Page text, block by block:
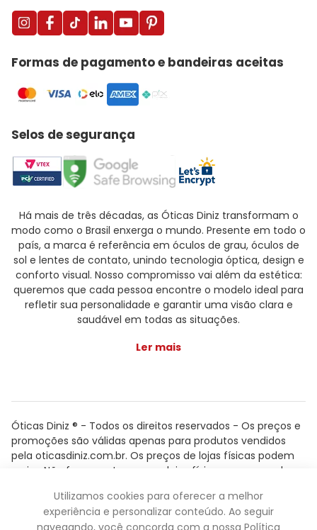
Formas de pagamento e bandeiras aceitas
Selos de segurança
Há mais de três décadas, as Óticas Diniz transformam o
modo como o Brasil enxerga o mundo. Presente em todo o
país, a marca é referência em óculos de grau, óculos de
sol e lentes de contato, unindo tecnologia óptica, design e
conforto visual. Nosso compromisso vai além da estética:
queremos que cada pessoa encontre o modelo ideal para
refletir sua personalidade e garantir uma visão clara e
saudável em todas as situações.
Ler mais
Óticas Diniz ® - Todos os direitos reservados - Os preços e
promoções são válidas apenas para produtos vendidos
pela oticasdiniz.com.br. Os preços de lojas físicas podem
variar. Não fazemos trocas em lojas físicas, apenas pelo
Powered by
Utilizamos cookies para oferecer a melhor
experiência e personalizar conteúdo. Ao seguir
navegando, você concorda com a nossa Política